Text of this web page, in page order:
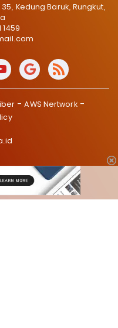
Kedung Baruk, Rungkut,
1459
AWS Nertwork